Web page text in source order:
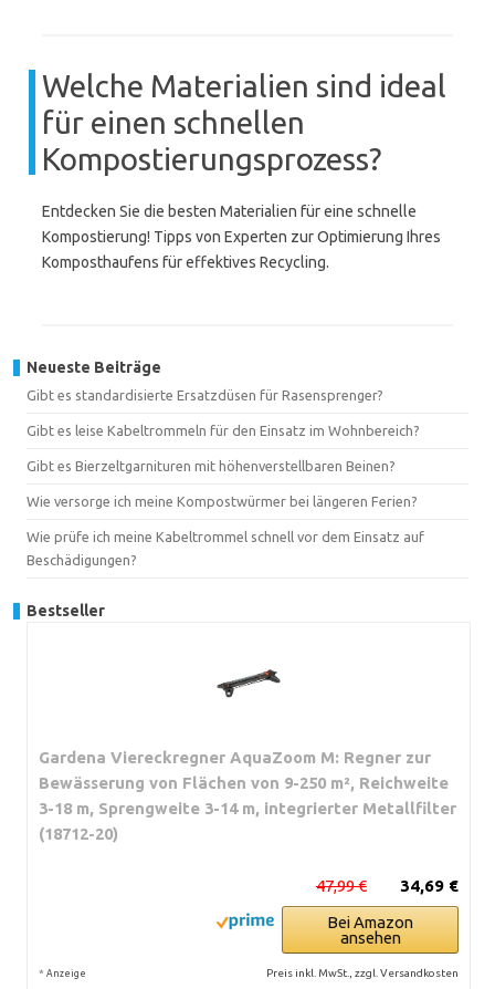
Welche Materialien sind ideal
für einen schnellen
Kompostierungsprozess?
Entdecken Sie die besten Materialien für eine schnelle
Kompostierung! Tipps von Experten zur Optimierung Ihres
Komposthaufens für effektives Recycling.
Neueste Beiträge
Gibt es standardisierte Ersatzdüsen für Rasensprenger?
Gibt es leise Kabeltrommeln für den Einsatz im Wohnbereich?
Gibt es Bierzeltgarnituren mit höhenverstellbaren Beinen?
Wie versorge ich meine Kompostwürmer bei längeren Ferien?
Wie prüfe ich meine Kabeltrommel schnell vor dem Einsatz auf
Beschädigungen?
Bestseller
Gardena Viereckregner AquaZoom M: Regner zur
Bewässerung von Flächen von 9-250 m², Reichweite
3-18 m, Sprengweite 3-14 m, integrierter Metallfilter
(18712-20)
34,69 €
47,99 €
Bei Amazon
ansehen
* Anzeige Preis inkl. MwSt., zzgl. Versandkosten